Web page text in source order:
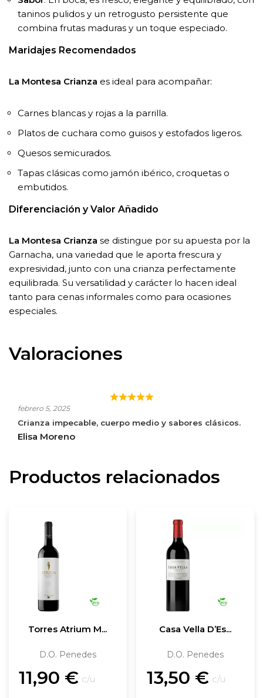
taninos pulidos y un retrogusto persistente que
combina frutas maduras y un toque especiado.
Maridajes Recomendados
La Montesa Crianza es ideal para acompañar:
Carnes blancas y rojas a la parrilla.
Platos de cuchara como guisos y estofados ligeros.
Quesos semicurados.
Tapas clásicas como jamón ibérico, croquetas o
embutidos.
Diferenciación y Valor Añadido
La Montesa Crianza se distingue por su apuesta por la
Garnacha, una variedad que le aporta frescura y
expresividad, junto con una crianza perfectamente
equilibrada. Su versatilidad y carácter lo hacen ideal
tanto para cenas informales como para ocasiones
especiales.
Valoraciones
LA MONTESA CRIANZA
febrero 5, 2025
Crianza impecable, cuerpo medio y sabores clásicos.
Elisa Moreno
Productos relacionados
Torres Atrium M...
D.O. Penedes
11,90 € c/u
Casa Vella D’Es...
D.O. Penedes
13,50 € c/u